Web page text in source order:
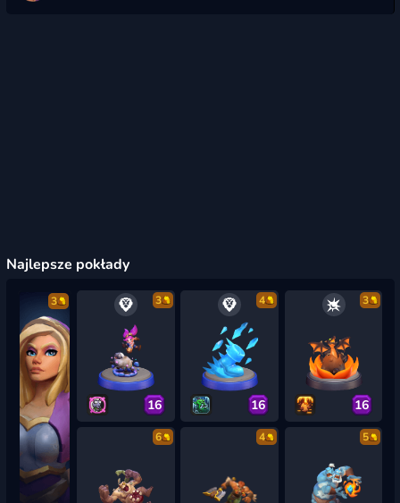
Najlepsze pokłady
3 3
16
4
16
3
16
6 4 5